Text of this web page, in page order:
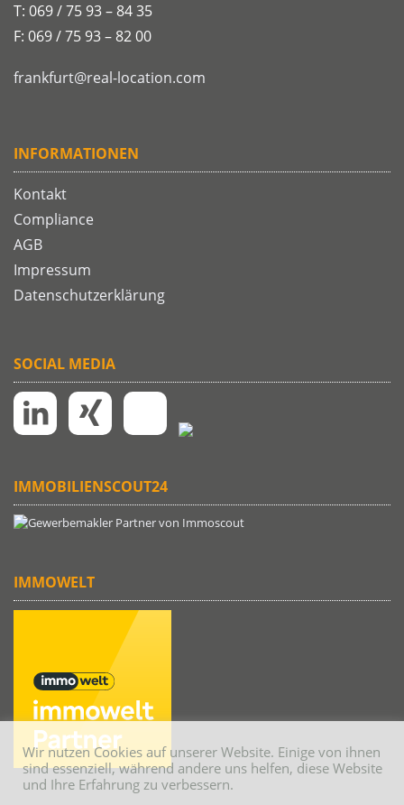
T: 069 / 75 93 – 84 35
F: 069 / 75 93 – 82 00
frankfurt@real-location.com
INFORMATIONEN
Kontakt
Compliance
AGB
Impressum
Datenschutzerklärung
SOCIAL MEDIA
IMMOBILIENSCOUT24
IMMOWELT
Wir nutzen Cookies auf unserer Website. Einige von ihnen
sind essenziell, während andere uns helfen, diese Website
und Ihre Erfahrung zu verbessern.